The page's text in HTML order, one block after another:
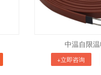
中温自限
+立即咨询